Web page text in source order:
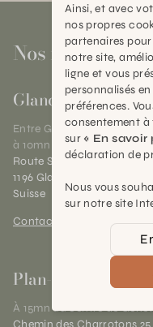
Nos magasins
Gland
Entre Genève et Lausanne,
à 10mn de Nyon
Route Suisse 40
1196 Gland (VD)
Suisse
Contact et horaires
Plan-les-Ouates
À 15mn du centre de
Chemin des Charrotons 25
Ainsi, et avec
nos propres
partenaires
notre site,
ligne et vous
personnalisés
préférences.
consentement
sur « En savoir
déclaration de
Nous vous
sur notre site